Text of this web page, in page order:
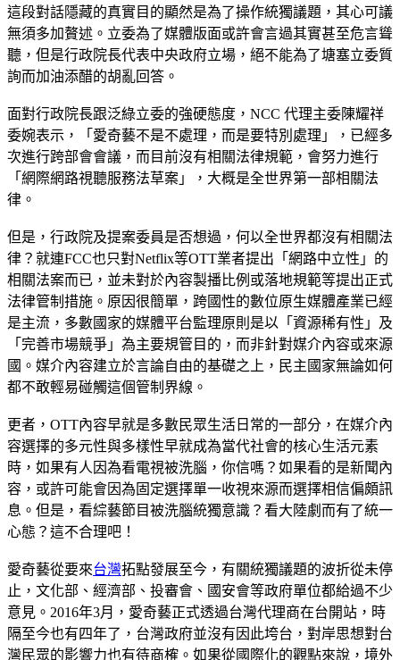
這段對話隱藏的真實目的顯然是為了操作統獨議題，其心可議
無須多加贅述。立委為了媒體版面或許會言過其實甚至危言聳
聽，但是行政院長代表中央政府立場，絕不能為了塘塞立委質
詢而加油添醋的胡亂回答。
面對行政院長跟泛綠立委的強硬態度，NCC 代理主委陳耀祥
委婉表示，「愛奇藝不是不處理，而是要特別處理」，已經多
次進行跨部會會議，而目前沒有相關法律規範，會努力進行
「網際網路視聽服務法草案」，大概是全世界第一部相關法
律。
但是，行政院及提案委員是否想過，何以全世界都沒有相關法
律？就連FCC也只對Netflix等OTT業者提出「網路中立性」的
相關法案而已，並未對於內容製播比例或落地規範等提出正式
法律管制措施。原因很簡單，跨國性的數位原生媒體產業已經
是主流，多數國家的媒體平台監理原則是以「資源稀有性」及
「完善市場競爭」為主要規管目的，而非針對媒介內容或來源
國。媒介內容建立於言論自由的基礎之上，民主國家無論如何
都不敢輕易碰觸這個管制界線。
更者，OTT內容早就是多數民眾生活日常的一部分，在媒介內
容選擇的多元性與多樣性早就成為當代社會的核心生活元素
時，如果有人因為看電視被洗腦，你信嗎？如果看的是新聞內
容，或許可能會因為固定選擇單一收視來源而選擇相信偏頗訊
息。但是，看綜藝節目被洗腦統獨意識？看大陸劇而有了統一
心態？這不合理吧！
愛奇藝從要來台灣拓點發展至今，有關統獨議題的波折從未停
止，文化部、經濟部、投審會、國安會等政府單位都給過不少
意見。2016年3月，愛奇藝正式透過台灣代理商在台開站，時
隔至今也有四年了，台灣政府並沒有因此垮台，對岸思想對台
灣民眾的影響力也有待商榷。如果從國際化的觀點來說，境外